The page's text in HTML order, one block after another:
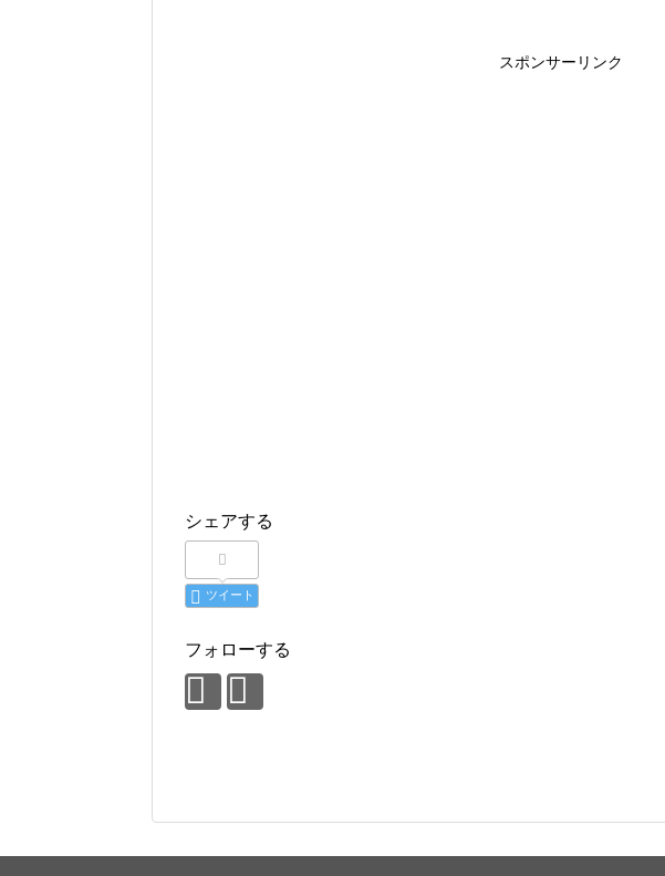
スポンサーリンク
シェアする
ツイート
フォローする